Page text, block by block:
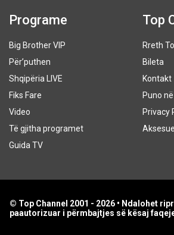
Programe
Big Brother VIP
Për’puthen
Shqipëria LIVE
Fiks Fare
Video
Të gjitha programet
Guida TV
Top
Rreth
Bileta
Kontakt
Puno
Privacy
© Top Channel 2001 - 2026 • Ndalohet
paautorizuar i përmbajtjes së kësaj